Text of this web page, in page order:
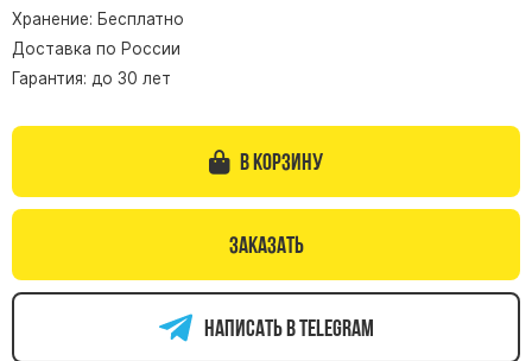
Памятники из гранита Сюскюянсаари
Памятники из гранита Балтик Грин
Памятники из гранита Лезниковский
Памятники из гранита Токовский
Памятники из гранита Капустинский
Арочные памятники
Хранение: Бесплатно
Доставка по России
Гарантия: до 30 лет
В корзину
Заказать
Написать в telegram